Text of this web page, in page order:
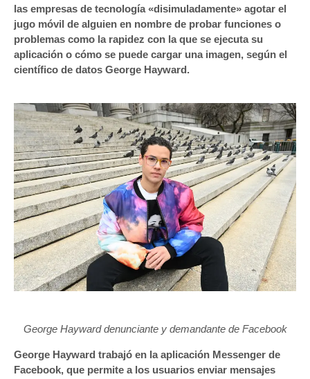
las empresas de tecnología «disimuladamente» agotar el
jugo móvil de alguien en nombre de probar funciones o
problemas como la rapidez con la que se ejecuta su
aplicación o cómo se puede cargar una imagen, según el
científico de datos George Hayward.
George Hayward denunciante y demandante de Facebook
George Hayward trabajó en la aplicación Messenger de
Facebook, que permite a los usuarios enviar mensajes